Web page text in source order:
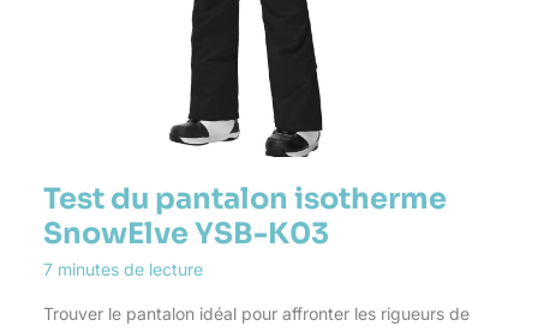
Test du pantalon isotherme
SnowElve YSB-K03
7 minutes de lecture
Trouver le pantalon idéal pour affronter les rigueurs de